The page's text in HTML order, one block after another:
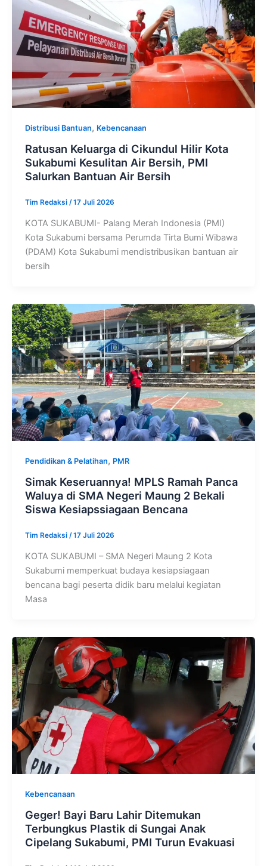
Distribusi Bantuan, Kebencanaan
Ratusan Keluarga di Cikundul Hilir Kota
Sukabumi Kesulitan Air Bersih, PMI
Salurkan Bantuan Air Bersih
Tim Redaksi /17 Juli 2026
KOTA SUKABUMI- Palang Merah Indonesia (PMI)
Kota Sukabumi bersama Perumda Tirta Bumi Wibawa
(PDAM) Kota Sukabumi mendistribusikan bantuan air
bersih
Pendidikan & Pelatihan, PMR
Simak Keseruannya! MPLS Ramah Panca
Waluya di SMA Negeri Maung 2 Bekali
Siswa Kesiapssiagaan Bencana
Tim Redaksi /17 Juli 2026
KOTA SUKABUMI – SMA Negeri Maung 2 Kota
Sukabumi memperkuat budaya kesiapsiagaan
bencana bagi peserta didik baru melalui kegiatan
Masa
Kebencanaan
Geger! Bayi Baru Lahir Ditemukan
Terbungkus Plastik di Sungai Anak
Cipelang Sukabumi, PMI Turun Evakuasi